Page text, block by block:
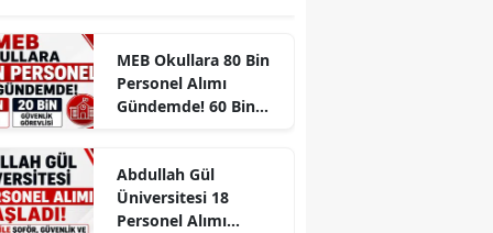
Gümüşhane
Hakkari
Isparta
MEB Okullara 80 Bin
Personel Alımı
Gündemde! 60 Bin
Beklentisi
Abdullah Gül
Üniversitesi 18
Personel Alımı